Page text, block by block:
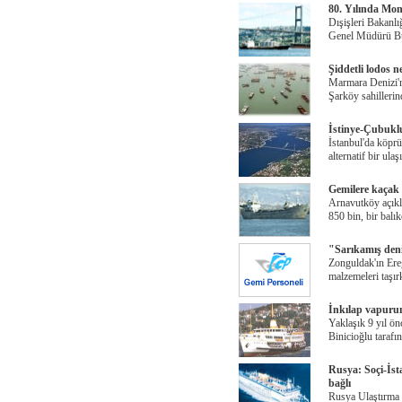
80. Yılında
Dışişleri
Genel Müdürü
Şiddetli lodos
Marmara
Şarköy
İstinye-
İstanbul'da
alternatif bir
Gemilere
Arnavutköy
850 bin, bir
"Sarıkamış
Zonguldak'ın
malzemeleri
İnkılap
Yaklaşık 9 yıl
Binicioğlu
Rusya: Soçi-
bağlı
Rusya